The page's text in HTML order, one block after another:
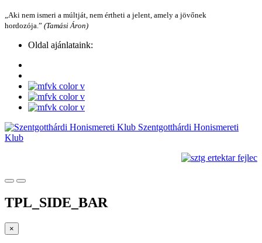
„Aki nem ismeri a múltját, nem értheti a jelent, amely a jövőnek
hordozója.” (Tamási Áron)
Oldal ajánlataink:
Szentgotthárdi Honismereti
Klub
TPL_SIDE_BAR
×